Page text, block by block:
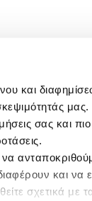
και
μας.
σας και
να
και να
σχετικά με